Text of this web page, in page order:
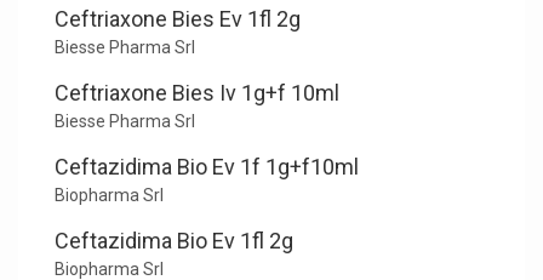
Ceftriaxone Bies Ev 1fl 2g
Biesse Pharma Srl
Ceftriaxone Bies Iv 1g+f 10ml
Biesse Pharma Srl
Ceftazidima Bio Ev 1f 1g+f10ml
Biopharma Srl
Ceftazidima Bio Ev 1fl 2g
Biopharma Srl